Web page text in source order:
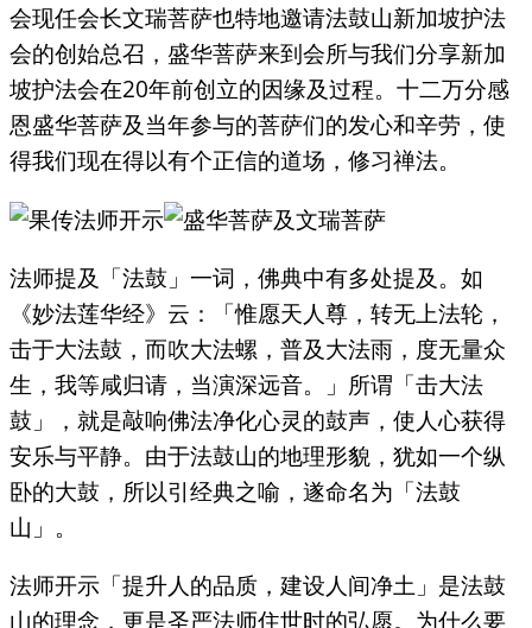
会现任会长文瑞菩萨也特地邀请法鼓山新加坡护法
会的创始总召，盛华菩萨来到会所与我们分享新加
坡护法会在20年前创立的因缘及过程。十二万分感
恩盛华菩萨及当年参与的菩萨们的发心和辛劳，使
得我们现在得以有个正信的道场，修习禅法。
法师提及「法鼓」一词，佛典中有多处提及。如
《妙法莲华经》云：「惟愿天人尊，转无上法轮，
击于大法鼓，而吹大法螺，普及大法雨，度无量众
生，我等咸归请，当演深远音。」所谓「击大法
鼓」，就是敲响佛法净化心灵的鼓声，使人心获得
安乐与平静。由于法鼓山的地理形貌，犹如一个纵
卧的大鼓，所以引经典之喻，遂命名为「法鼓
山」。
法师开示「提升人的品质，建设人间净土」是法鼓
山的理念，更是圣严法师住世时的弘愿。为什么要